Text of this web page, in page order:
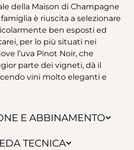
E ABBINAMENTO
TECNICA
della Maison di Champagne
famiglia è riuscita a selezionare
ben esposti ed
per lo più situati nei
l’uva Pinot Noir, che
parte dei vigneti, dà il
vini molto eleganti e